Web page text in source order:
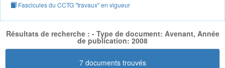
Fascicules du CCTG "travaux" en vigueur
Résultats de recherche : - Type de document: Avenant, Année
de publication: 2008
7 documents trouvés